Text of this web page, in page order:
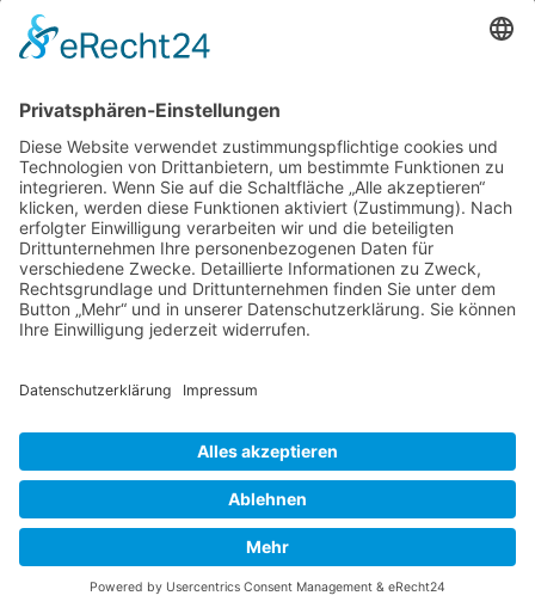
Durch Klicken des „Thema als neu markieren“-
Thema wieder ganz nach oben auf die erste
Seite des Forums holen. Wenn du den
entsprechenden Link nicht siehst, dann ist die
Funktion möglicherweise deaktiviert oder seit
der letzten Markierung ist nicht genügend Zeit
vergangen. Es ist auch möglich, das Thema
nach oben zu holen, indem du einfach eine
Antwort darauf schreibst. Stelle jedoch sicher,
dass du die Regeln dieses Boards beachtest! Es
wird meist nicht gerne gesehen, wenn ohne
Themen geantwortet wird.
Nach oben
Textforma
und
Thementy